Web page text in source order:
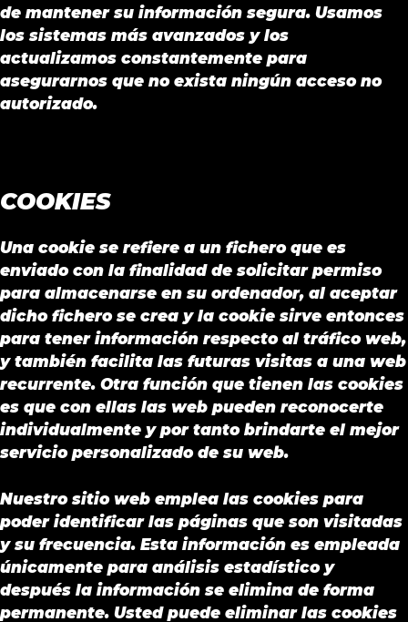
de mantener su información segura. Usamos
los sistemas más avanzados y los
actualizamos constantemente para
asegurarnos que no exista ningún acceso no
autorizado.
COOKIES
Una cookie se refiere a un fichero que es
enviado con la finalidad de solicitar permiso
para almacenarse en su ordenador, al aceptar
dicho fichero se crea y la cookie sirve entonces
para tener información respecto al tráfico web,
y también facilita las futuras visitas a una web
recurrente. Otra función que tienen las cookies
es que con ellas las web pueden reconocerte
individualmente y por tanto brindarte el mejor
servicio personalizado de su web.
Nuestro sitio web emplea las cookies para
poder identificar las páginas que son visitadas
y su frecuencia. Esta información es empleada
únicamente para análisis estadístico y
después la información se elimina de forma
permanente. Usted puede eliminar las cookies